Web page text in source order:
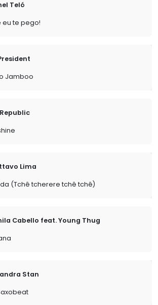
Teló
eu te pego!
Jamboo
Lima
(Tchê tcherere tchê tchê)
Cabello feat. Young Thug
Stan